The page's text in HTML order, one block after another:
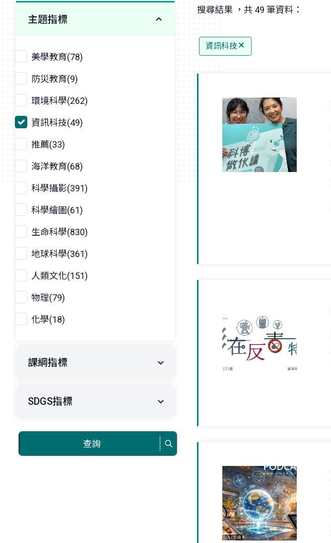
主題指標
美學教育(78)
防災教育(9)
環境科學(262)
資訊科技(49)
推薦(33)
海洋教育(68)
科學攝影(391)
科學繪圖(61)
生命科學(830)
地球科學(361)
人類文化(151)
物理(79)
化學(18)
課綱指標
SDGS指標
查詢
搜尋結果 ，共 49 筆資料：
資訊科技